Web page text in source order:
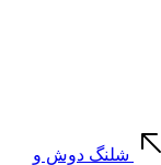
شلنگ دوش و